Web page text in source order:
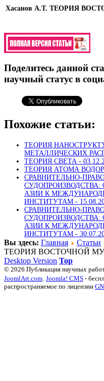
Хасанов А.Т. ТЕОРИЯ
Поделитесь данной
научный статус в
Похожие статьи:
ТЕОРИЯ
МЕТАЛЛИЧЕСКИХ
ТЕОРИЯ СВЕТА -
ТЕОРИЯ АТОМА
СРАВНИТЕЛЬНО-
АЗИИ К
ИНСТИТУТАМ -
СРАВНИТЕЛЬНО-
АЗИИ К
ИНСТИТУТАМ -
Вы здесь: Главная Статьи
ТЕОРИЯ ВОСТОЧНОЙ
Desktop Version Top
© 2026 Публикация научных
JoomlArt.com Joomla! CMS -
распространяемое по лицензии